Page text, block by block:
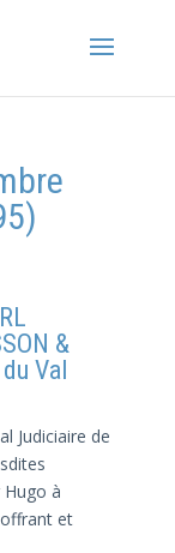
&
Val
Judiciaire de
Hugo à
et